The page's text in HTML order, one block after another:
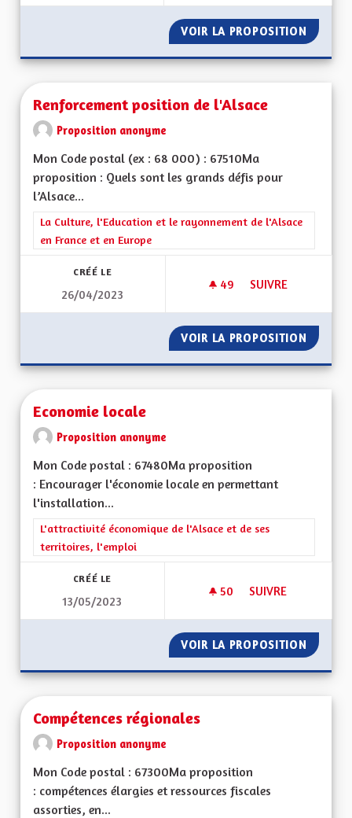
VOIR LA PROPOSITION
Renforcement position de l'Alsace
Proposition anonyme
Mon Code postal (ex : 68 000) : 67510Ma
proposition : Quels sont les grands défis pour
l’Alsace...
Filtrer les résultats de la catégorie : La Culture, l'Education et
La Culture, l'Education et le rayonnement de l'Alsace
en France et en Europe
CRÉÉ LE
26/04/2023
49 49 ABONNÉS
SUIVRE
VOIR LA PROPOSITION
Economie locale
Proposition anonyme
Mon Code postal : 67480Ma proposition
: Encourager l'économie locale en permettant
l'installation...
Filtrer les résultats de la catégorie : L'attractivité
L'attractivité économique de l'Alsace et de ses
territoires, l'emploi
CRÉÉ LE
13/05/2023
50 50 ABONNÉS
SUIVRE
VOIR LA PROPOSITION
Compétences régionales
Proposition anonyme
Mon Code postal : 67300Ma proposition
: compétences élargies et ressources fiscales
assorties, en...